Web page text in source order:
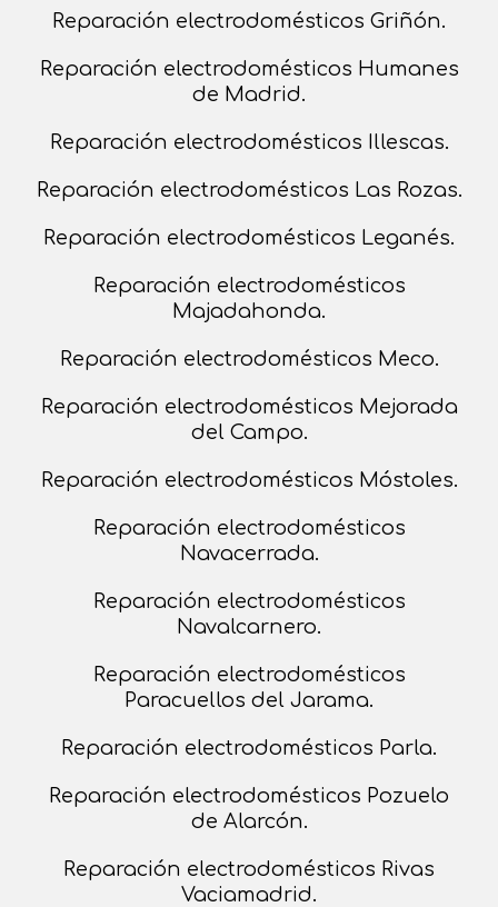
Reparación electrodomésticos Griñón.
Reparación electrodomésticos Humanes
de Madrid.
Reparación electrodomésticos Illescas.
Reparación electrodomésticos Las Rozas.
Reparación electrodomésticos Leganés.
Reparación electrodomésticos
Majadahonda.
Reparación electrodomésticos Meco.
Reparación electrodomésticos Mejorada
del Campo.
Reparación electrodomésticos Móstoles.
Reparación electrodomésticos
Navacerrada.
Reparación electrodomésticos
Navalcarnero.
Reparación electrodomésticos
Paracuellos del Jarama.
Reparación electrodomésticos Parla.
Reparación electrodomésticos Pozuelo
de Alarcón.
Reparación electrodomésticos Rivas
Vaciamadrid.